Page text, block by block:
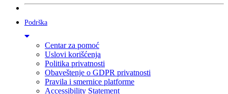
Podrška
Centar za pomoć
Uslovi korišćenja
Politika privatnosti
Obaveštenje o GDPR privatnosti
Pravila i smernice platforme
Accessibility Statement